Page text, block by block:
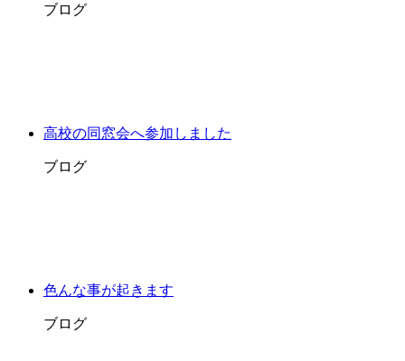
ブログ
高校の同窓会へ参加しました
ブログ
色んな事が起きます
ブログ